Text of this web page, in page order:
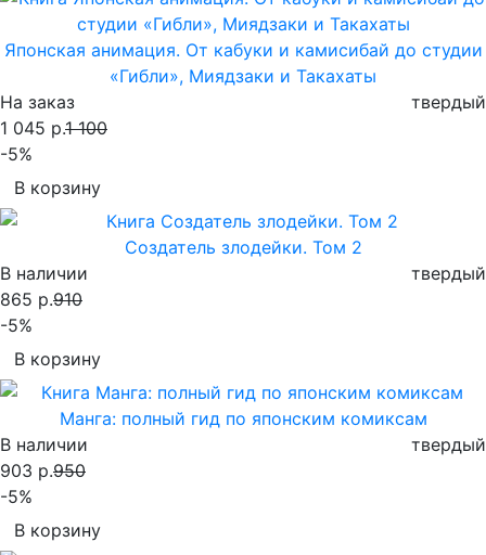
Японская анимация. От кабуки и камисибай до студии
«Гибли», Миядзаки и Такахаты
На заказ
твердый
1 045 р.1 100
-5%
В корзину
Создатель злодейки. Том 2
В наличии
твердый
865 р.910
-5%
В корзину
Манга: полный гид по японским комиксам
В наличии
твердый
903 р.950
-5%
В корзину